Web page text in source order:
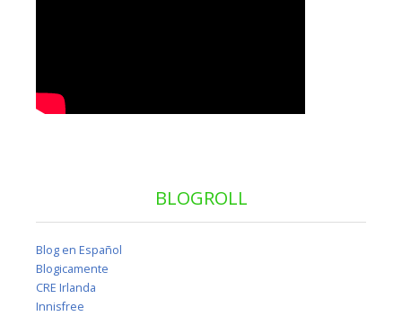
BLOGROLL
Blog en Español
Blogicamente
CRE Irlanda
Innisfree